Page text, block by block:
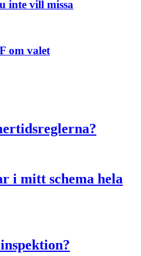
inte vill missa
om valet
i mitt schema hela